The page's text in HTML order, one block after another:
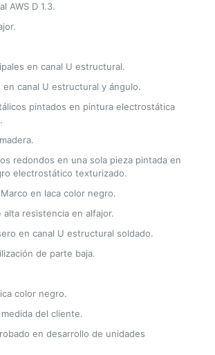
AWS D 1.3.
en canal U estructural.
en canal U estructural y ángulo.
pintados en pintura electrostática
redondos en una sola pieza pintada en
electrostático texturizado.
en laca color negro.
alta resistencia en alfajor.
en canal U estructural soldado.
de parte baja.
color negro.
del cliente.
en desarrollo de unidades